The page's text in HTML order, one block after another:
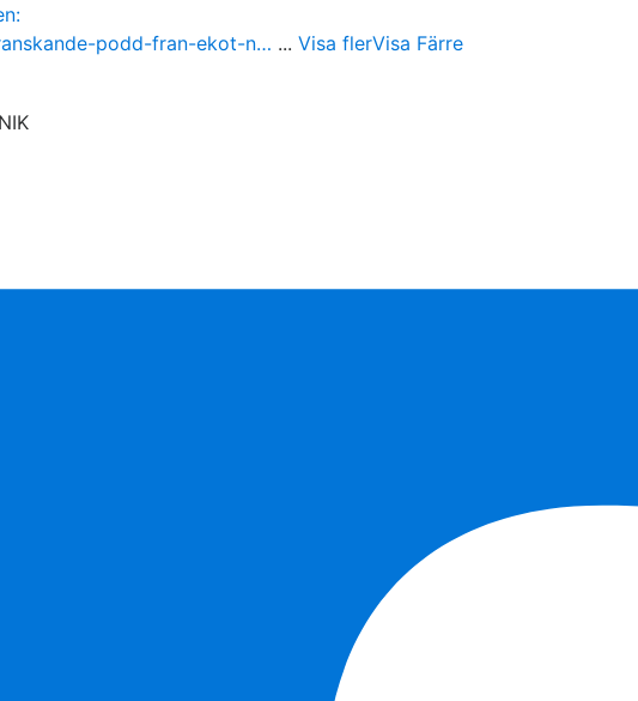
podd-fran-ekot-n… ... Visa flerVisa Färre